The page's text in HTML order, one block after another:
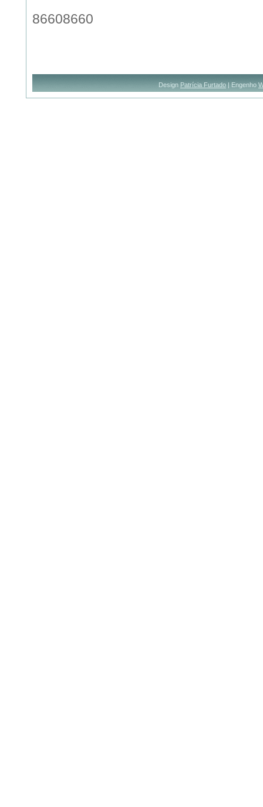
86608660
Design Patrícia Furtado | Engenho